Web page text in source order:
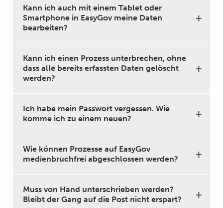
Kann ich auch mit einem Tablet oder
Smartphone in EasyGov meine Daten
bearbeiten?
Kann ich einen Prozess unterbrechen, ohne
dass alle bereits erfassten Daten gelöscht
werden?
Ich habe mein Passwort vergessen. Wie
komme ich zu einem neuen?
Wie können Prozesse auf EasyGov
medienbruchfrei abgeschlossen werden?
Muss von Hand unterschrieben werden?
Bleibt der Gang auf die Post nicht erspart?